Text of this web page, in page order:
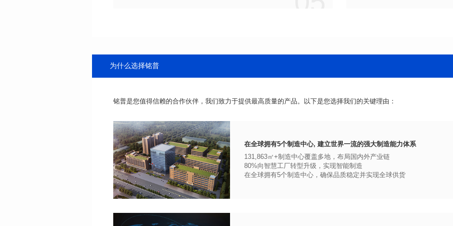
为什么选择铭普
铭普是您值得信赖的合作伙伴，我们致力于提供最高质量的产品。以下是您选择我们的关键理由：
在全球拥有5个制造中心, 建立世界一流的强大制造能力体系
131,863㎡+制造中心覆盖多地，布局国内外产业链
80%向智慧工厂转型升级，实现智能制造
在全球拥有5个制造中心，确保品质稳定并实现全球供货